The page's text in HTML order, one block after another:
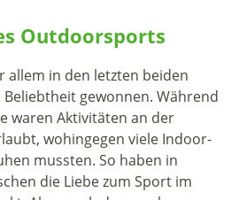
Outdoorsports
in den letzten beiden
gewonnen. Während
waren Aktivitäten an der
wohingegen viele Indoor-
mussten. So haben in
die Liebe zum Sport im